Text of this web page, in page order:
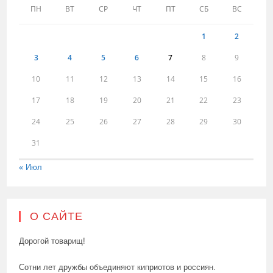
ПН ВТ СР ЧТ ПТ СБ ВС
1 2
3 4 5 6 7 8 9
10 11 12 13 14 15 16
17 18 19 20 21 22 23
24 25 26 27 28 29 30
31
« Июл
О САЙТЕ
Дорогой товарищ!
Сотни лет дружбы объединяют киприотов и россиян.